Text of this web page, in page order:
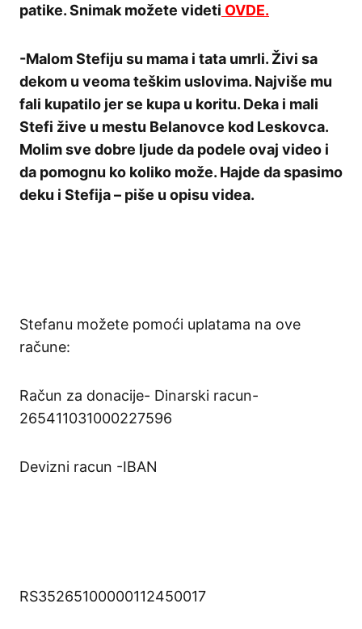
patike. Snimak možete videti OVDE.
-Malom Stefiju su mama i tata umrli. Živi sa
dekom u veoma teškim uslovima. Najviše mu
fali kupatilo jer se kupa u koritu. Deka i mali
Stefi žive u mestu Belanovce kod Leskovca.
Molim sve dobre ljude da podele ovaj video i
da pomognu ko koliko može. Hajde da spasimo
deku i Stefija – piše u opisu videa.
Stefanu možete pomoći uplatama na ove
račune:
Račun za donacije- Dinarski racun-
265411031000227596
Devizni racun -IBAN
RS35265100000112450017